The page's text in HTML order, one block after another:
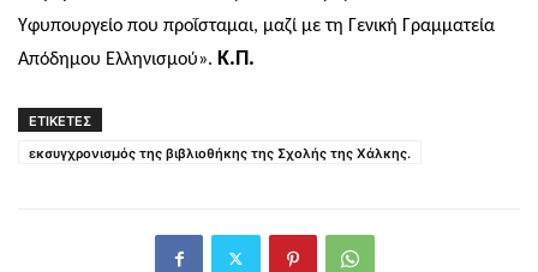
Υφυπουργείο που προΐσταμαι, μαζί με τη Γενική Γραμματεία
Απόδημου Ελληνισμού». Κ.Π.
ΕΤΙΚΕΤΕΣ
εκσυγχρονισμός της βιβλιοθήκης της Σχολής της Χάλκης.